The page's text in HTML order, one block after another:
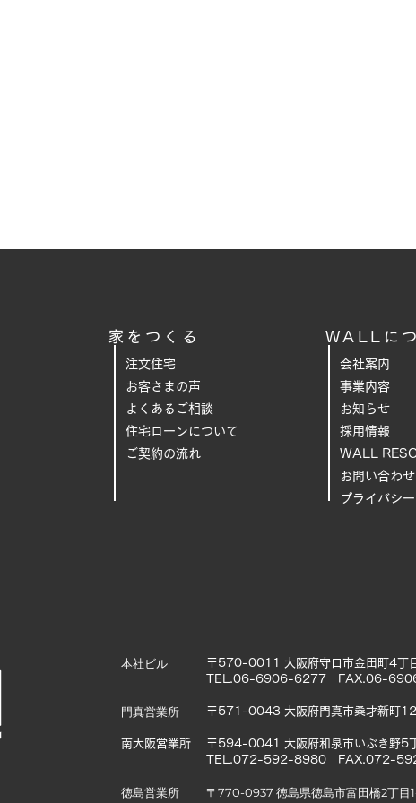
家をつくる
注文住宅
お客さまの声
よくあるご相談
住宅ローンについて
ご契約の流れ
WALLに
会社案内
事業内容
お知らせ
採用情報
WALL
お問い合わせ
プライバシ
本社ビル
門真営業所
南大阪営業所
徳島営業所
〒570-0011 大阪府守口市金田町4丁
TEL.06-6906-6277 FAX.06-
〒571-0043 大阪府門真市桑才新町
〒594-0041 大阪府和泉市いぶき野5
TEL.072-592-8980 FAX.072-
〒770-0937 徳島県徳島市富田橋2丁目